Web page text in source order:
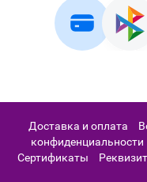
Доставка и оплата
конфиденциальности
Сертификаты